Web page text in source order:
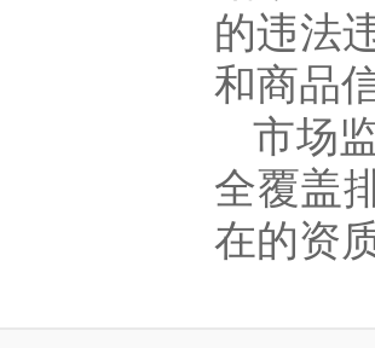
的违法
和商品
市场
全覆盖
在的资